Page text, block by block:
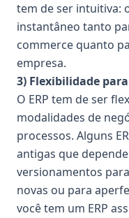
tem de ser intuitiva:
instantâneo tanto
commerce quanto
empresa.
3) Flexibilidade
O ERP tem de ser
modalidades de
processos. Alguns
antigas que
versionamentos
novas ou para
você tem um ERP